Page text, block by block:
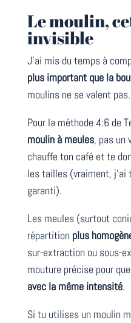
Le moulin,
invisible
J’ai mis du temps à
plus important que la
moulins ne se valent pas.
Pour la méthode 4:6 de
moulin à meules, pas un
chauffe ton café et te
les tailles (vraiment,
garanti).
Les meules (surtout
répartition plus
sur-extraction ou sous-
mouture précise pour que
avec la même intensité.
Si tu utilises un moulin